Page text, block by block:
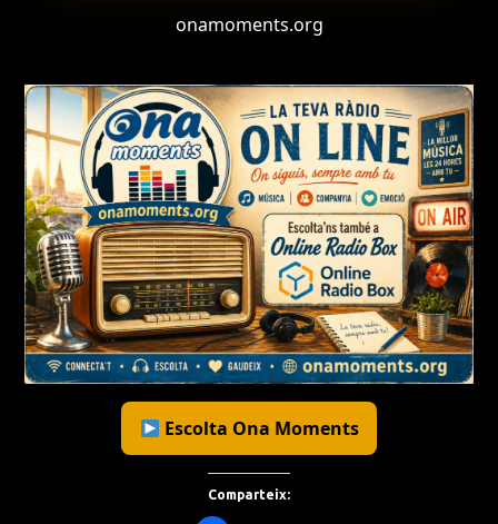
onamoments.org
Escolta Ona Moments
Comparteix: